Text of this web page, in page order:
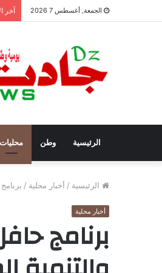
الجمعة, أغسطس 7 2026 آخر
الرئيسية وطن محليات
الرئيسية / أخبار محلية /
أخبار محلية
برنامج